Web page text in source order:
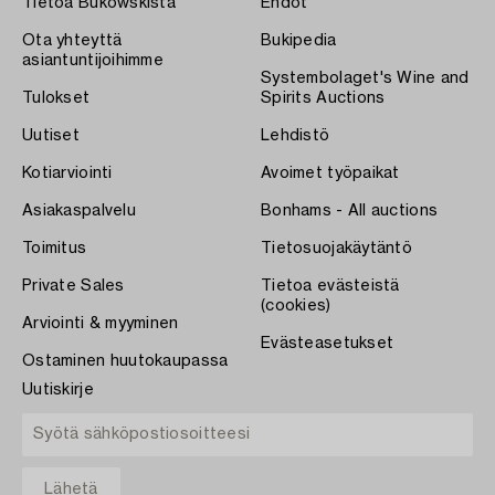
Tietoa Bukowskista
Ota yhteyttä
asiantuntijoihimme
Tulokset
Uutiset
Kotiarviointi
Asiakaspalvelu
Toimitus
Private Sales
Arviointi & myyminen
Ostaminen huutokaupassa
Ehdot
Bukipedia
Systembolaget's Wine and
Spirits Auctions
Lehdistö
Avoimet työpaikat
Bonhams - All auctions
Tietosuojakäytäntö
Tietoa evästeistä
(cookies)
Evästeasetukset
Uutiskirje